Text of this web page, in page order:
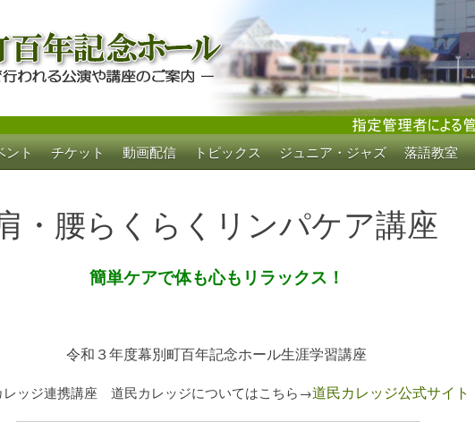
百年記念ホール
公演や講座のご案内
ント チケット 動画配信 トピックス ジュニア・ジャズ 落語教室
・腰らくらくリンパケア講座
簡単ケアで体も心もリラックス！
令和３年度幕別町百年記念ホール生涯学習講座
レッジ連携講座 道民カレッジについてはこちら→道民カレッジ公式サイト